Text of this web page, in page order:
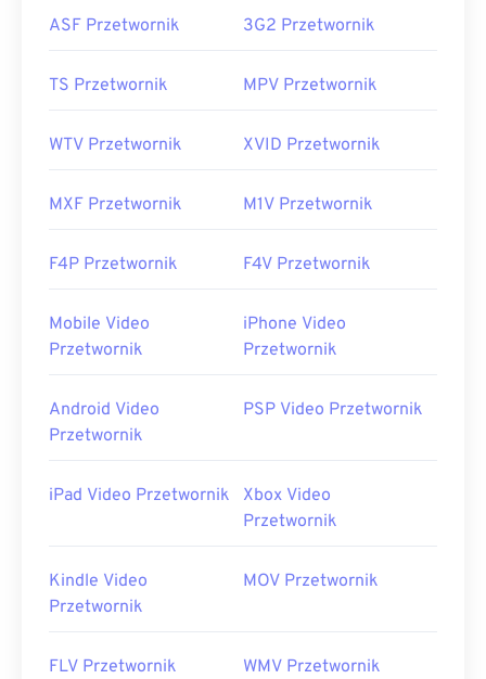
ASF Przetwornik 3G2 Przetwornik
TS Przetwornik MPV Przetwornik
WTV Przetwornik XVID Przetwornik
MXF Przetwornik M1V Przetwornik
F4P Przetwornik F4V Przetwornik
Mobile Video
Przetwornik
iPhone Video
Przetwornik
Android Video
Przetwornik
PSP Video Przetwornik
iPad Video Przetwornik
Xbox Video
Przetwornik
Kindle Video
Przetwornik
MOV Przetwornik
FLV Przetwornik WMV Przetwornik